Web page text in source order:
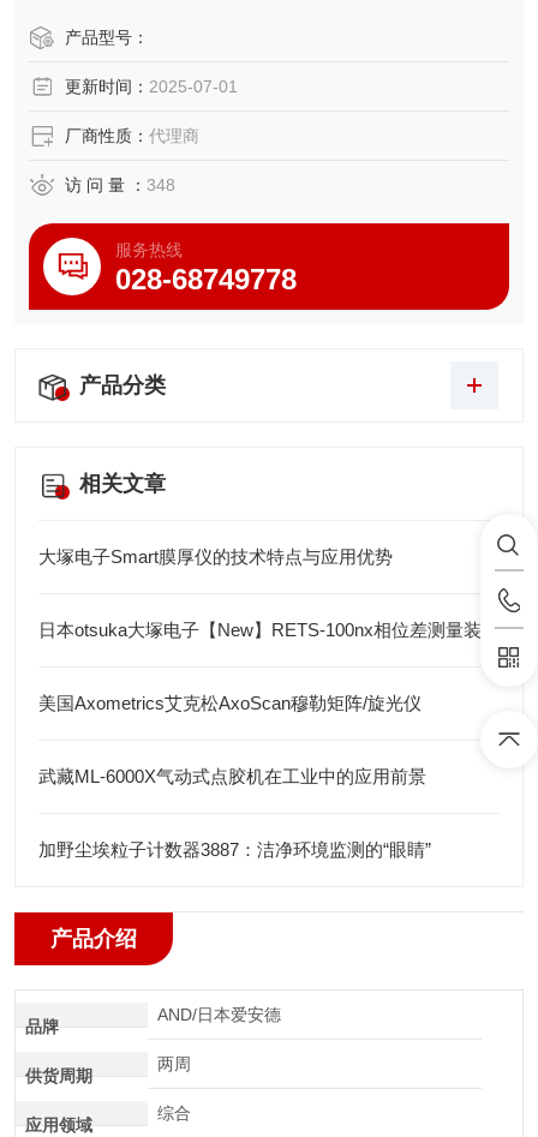
・分析天平用计量船 AX-TRAY-10ML
静电力防止带电加工
不锈钢（SUS304制造）5个装
产品型号：
更新时间： 2025-07-01
厂商性质： 代理商
访 问 量 ： 348
服务热线
028-68749778
产品分类
相关文章
大塚电子Smart膜厚仪的技术特点与应用优势
日本otsuka大塚电子【New】RETS-100nx相位差测量装置
美国Axometrics艾克松AxoScan穆勒矩阵/旋光仪
武藏ML-6000X气动式点胶机在工业中的应用前景
加野尘埃粒子计数器3887：洁净环境监测的“眼睛”
产品介绍
品牌
AND/日本爱安德
供货周期
两周
应用领域
综合